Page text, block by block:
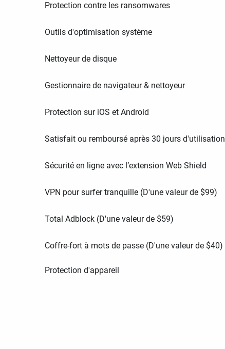
Protection contre les ransomwares
Outils d'optimisation système
Nettoyeur de disque
Gestionnaire de navigateur & nettoyeur
Protection sur iOS et Android
Satisfait ou remboursé après 30 jours d'utilisation
Sécurité en ligne avec l’extension Web Shield
VPN pour surfer tranquille (D'une valeur de $99)
Total Adblock (D'une valeur de $59)
Coffre-fort à mots de passe (D'une valeur de $40)
Protection d'appareil